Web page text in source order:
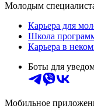
Молодым
Карьера для
Школа
Карьера в
Боты для
Мобильное